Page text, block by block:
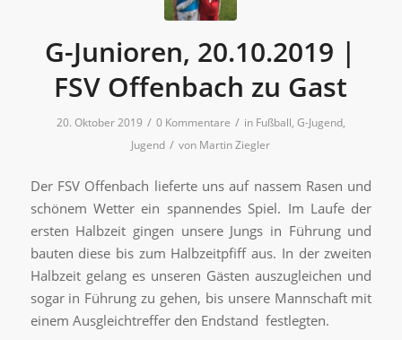
G-Junioren, 20.10.2019 |
FSV Offenbach zu Gast
20. Oktober 2019 / 0 Kommentare / in Fußball, G-Jugend,
Jugend / von Martin Ziegler
Der FSV Offenbach lieferte uns auf nassem Rasen und
schönem Wetter ein spannendes Spiel. Im Laufe der
ersten Halbzeit gingen unsere Jungs in Führung und
bauten diese bis zum Halbzeitpfiff aus. In der zweiten
Halbzeit gelang es unseren Gästen auszugleichen und
sogar in Führung zu gehen, bis unsere Mannschaft mit
einem Ausgleichtreffer den Endstand festlegten.